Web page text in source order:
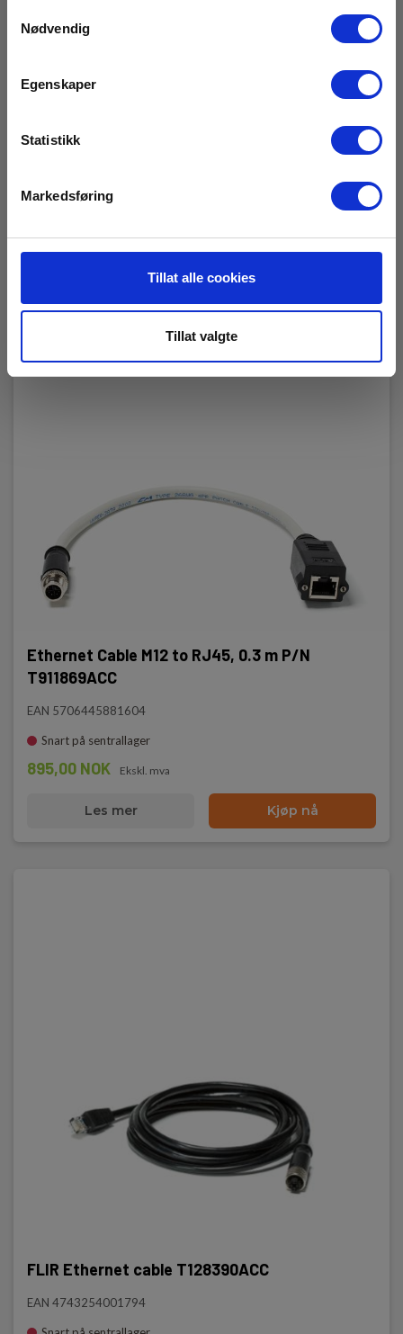
Nødvendig
Egenskaper
Statistikk
Markedsføring
Tillat alle cookies
Tillat valgte
EAN 7332558006368
Les mer
Ethernet Cable M12 to RJ45, 0.3 m P/N
T911869ACC
EAN 5706445881604
Snart på sentrallager
895,00 NOK Ekskl. mva
Les mer Kjøp nå
FLIR Ethernet cable T128390ACC
EAN 4743254001794